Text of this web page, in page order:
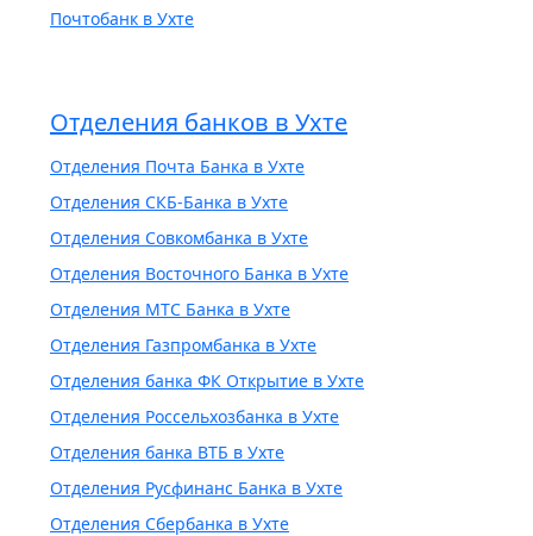
Почтобанк в Ухте
Отделения банков в Ухте
Отделения Почта Банка в Ухте
Отделения СКБ-Банка в Ухте
Отделения Совкомбанка в Ухте
Отделения Восточного Банка в Ухте
Отделения МТС Банка в Ухте
Отделения Газпромбанка в Ухте
Отделения банка ФК Открытие в Ухте
Отделения Россельхозбанка в Ухте
Отделения банка ВТБ в Ухте
Отделения Русфинанс Банка в Ухте
Отделения Сбербанка в Ухте